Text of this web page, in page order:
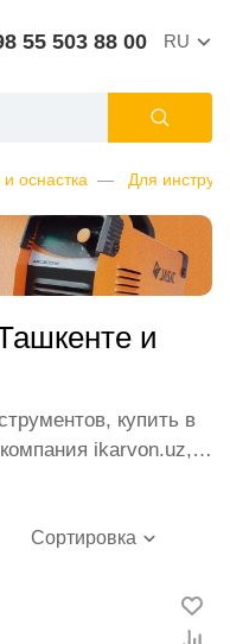
55 503 88 00 RU
оснастка Для
и
купить в
ikarvon.uz,
наших
условия
Расходные
магазине
и
расширяется.
Сортировка